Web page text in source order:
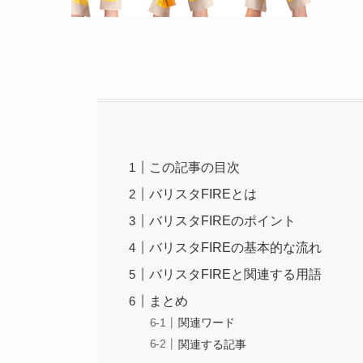
この記事の目次
バリスタFIREとは
バリスタFIREのポイント
バリスタFIREの基本的な流れ
バリスタFIREと関連する用語
まとめ
関連ワード
関連する記事